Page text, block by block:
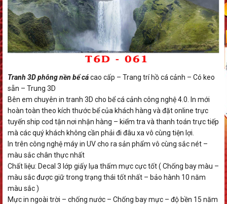
Tranh 3D phông nền bể cácao cấp – Trang trí hồ cá cảnh – Có keo
sẵn – Trung 3D
Bên em chuyên in tranh 3D cho bể cá cảnh công nghệ 4.0. In mới
hoàn toàn theo kích thước bể của khách hàng và đặt online trực
tuyến ship cod tận nơi nhận hàng – kiểm tra và thanh toán trực tiếp
mà các quý khách không cần phải đi đâu xa vô cùng tiện lợi.
In trên công nghệ máy in UV cho ra sản phẩm vô cùng sắc nét –
màu sắc chân thực nhất
Chất liệu: Decal 3 lớp giấy lụa thấm mực cực tốt ( Chống bay màu –
màu sắc được giữ trong trạng thái tốt nhất – bảo hành 10 năm
màu sắc )
Mực in ngoài trời – chống nước – Chống bay mực – độ bền 15 năm